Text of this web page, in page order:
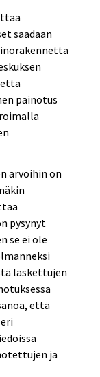
saadaan
painotus
arvoihin on
pysynyt
se ei ole
laskettujen
että
ja